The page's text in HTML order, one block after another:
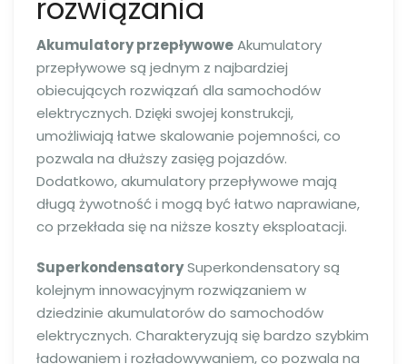
rozwiązania
Akumulatory przepływoweAkumulatory
przepływowe są jednym z najbardziej
obiecujących rozwiązań dla samochodów
elektrycznych. Dzięki swojej konstrukcji,
umożliwiają łatwe skalowanie pojemności, co
pozwala na dłuższy zasięg pojazdów.
Dodatkowo, akumulatory przepływowe mają
długą żywotność i mogą być łatwo naprawiane,
co przekłada się na niższe koszty eksploatacji.
SuperkondensatorySuperkondensatory są
kolejnym innowacyjnym rozwiązaniem w
dziedzinie akumulatorów do samochodów
elektrycznych. Charakteryzują się bardzo szybkim
ładowaniem i rozładowywaniem, co pozwala na